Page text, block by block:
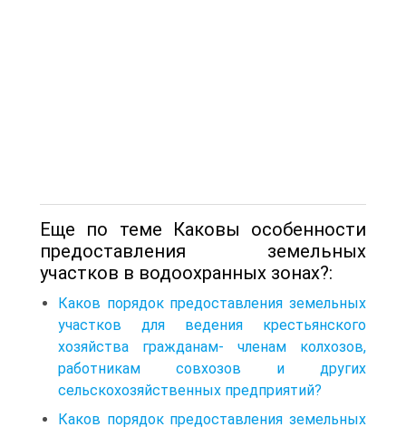
Еще по теме Каковы особенности
предоставления земельных
участков в водоохранных зонах?:
Каков порядок предоставления земельных
участков для ведения крестьянского
хозяйства гражданам- членам колхозов,
работникам совхозов и других
сельскохозяйственных предприятий?
Каков порядок предоставления земельных